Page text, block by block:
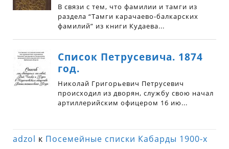
adzol к Посемейные списки Кабарды 1900-х